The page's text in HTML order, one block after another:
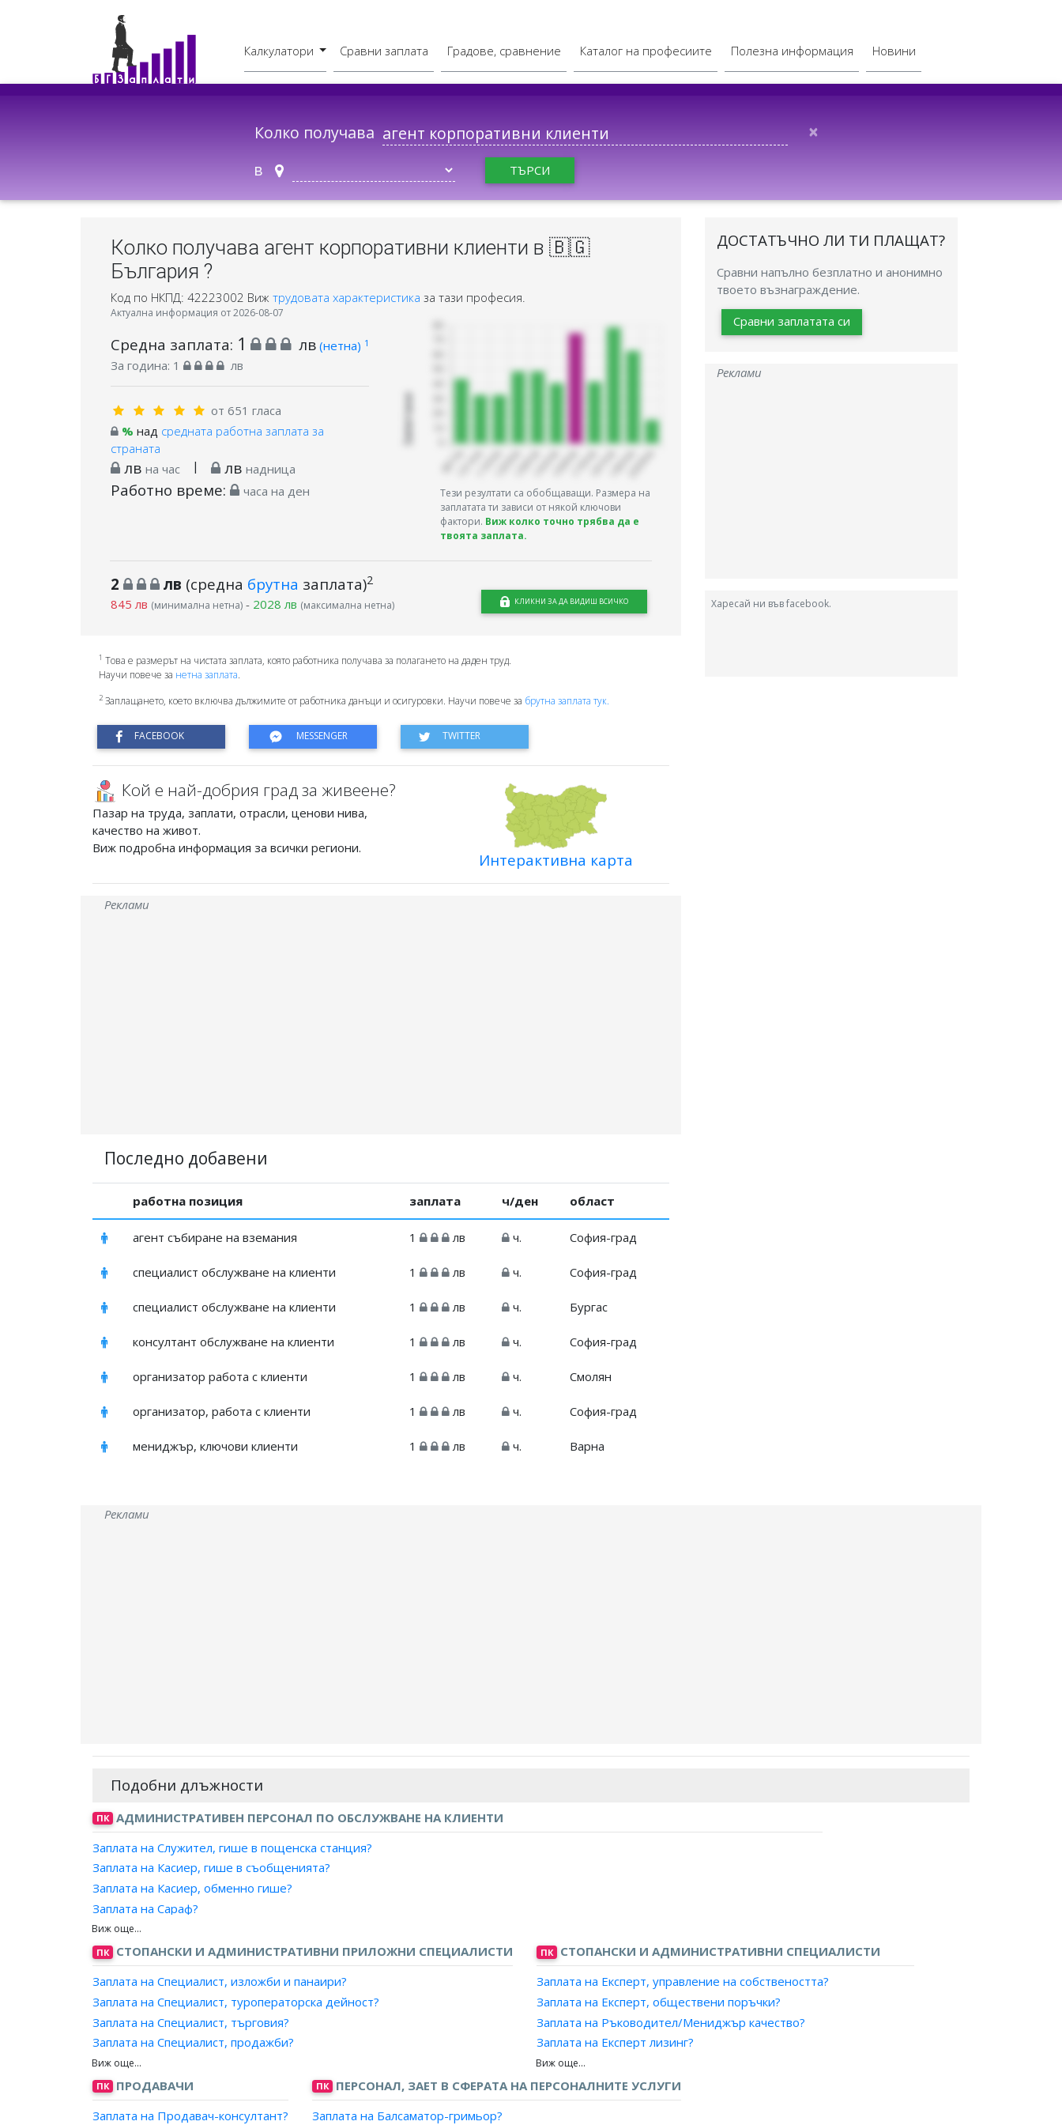
Калкулатори Сравни заплата Градове, сравнение Каталог на професиите Полезна информация Новини
Колко получава ×
в ТЪРСИ
Колко получава агент корпоративни клиенти в 🇧🇬
България ?
Код по НКПД: 42223002 Виж трудовата характеристика за тази професия.
Актуална информация от 2026-08-07
Средна заплата: 1 лв (нетна) 1
За година: 1 лв
от 651 гласа
% над средната работна заплата за
страната
лв на час | лв надница
Работно време: часа на ден
Тези резултати са обобщаващи. Размера на
заплатата ти зависи от някой ключови
фактори. Виж колко точно трябва да е
твоята заплата.
2 лв (средна брутна заплата)2
845 лв (минимална нетна)- 2028 лв (максимална нетна) КЛИКНИ ЗА ДА ВИДИШ ВСИЧКО
1 Това е размерът на чистата заплата, която работника получава за полагането на даден труд.
Научи повече за нетна заплата.
2Заплащането, което включва дължимите от работника данъци и осигуровки. Научи повече за брутна заплата тук.
Кой е най-добрия град за живеене?
Пазар на труда, заплати, отрасли, ценови нива,
качество на живот.
Виж подробна информация за всички региони.
Интерактивна карта
Реклами
Последно добавени
работна позиция заплата ч/ден област
агент събиране на вземания 1 лв ч. София-град
специалист обслужване на клиенти 1 лв ч. София-град
специалист обслужване на клиенти 1 лв ч. Бургас
консултант обслужване на клиенти 1 лв ч. София-град
организатор работа с клиенти 1 лв ч. Смолян
организатор, работа с клиенти 1 лв ч. София-град
мениджър, ключови клиенти 1 лв ч. Варна
ДОСТАТЪЧНО ЛИ ТИ ПЛАЩАТ?
Сравни напълно безплатно и анонимно
твоето възнаграждение.
Сравни заплатата си
Реклами
Харесай ни във facebook.
Реклами
Подобни длъжности
ПК АДМИНИСТРАТИВЕН ПЕРСОНАЛ ПО ОБСЛУЖВАНЕ НА КЛИЕНТИ
Заплата на Служител, гише в пощенска станция?
Заплата на Касиер, гише в съобщенията?
Заплата на Касиер, обменно гише?
Заплата на Сараф?
Заплата на Старши банков служител, главен касиер?
Заплата на Банков служител, пазител ценности?
Заплата на Банков служител, касиер/Касиер, банка/Касиер, финансова/платежна институция?
Заплата на Банков служител, главен касиер?
Заплата на Главен касиер, банка/финансова/платежна институция?
Заплата на Инкасатор, банка/финансова/платежна институция?
Заплата на Администратор, корпоративен център, банка/финансова/платежна институция?
Заплата на Банков служител/ Служител, финансова/платежна институция?
Заплата на Пазител ценности, БНБ?
Заплата на Старши банков служител, връзка с клиенти?
ПК СТОПАНСКИ И АДМИНИСТРАТИВНИ ПРИЛОЖНИ СПЕЦИАЛИСТИ
Заплата на Специалист, изложби и панаири?
Заплата на Специалист, туроператорска дейност?
Заплата на Специалист, търговия?
Заплата на Специалист, продажби?
Заплата на Специалист, маркетинг и реклама?
Заплата на Рекламен агент?
Заплата на Аукционер, провеждане на търгове?
ПК СТОПАНСКИ И АДМИНИСТРАТИВНИ СПЕЦИАЛИСТИ
Заплата на Експерт, управление на собствеността?
Заплата на Експерт, обществени поръчки?
Заплата на Ръководител/Мениджър качество?
Заплата на Експерт лизинг?
Заплата на Мениджър, ключови клиенти?
Заплата на Експерт доставки, преработваща промишленост?
Заплата на Мениджър, проекти?
ПК ПРОДАВАЧИ
Заплата на Продавач-консултант?
ПК ПЕРСОНАЛ, ЗАЕТ В СФЕРАТА НА ПЕРСОНАЛНИТЕ УСЛУГИ
Заплата на Балсаматор-гримьор?